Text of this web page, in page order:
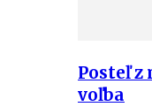
Posteľ z
voľba